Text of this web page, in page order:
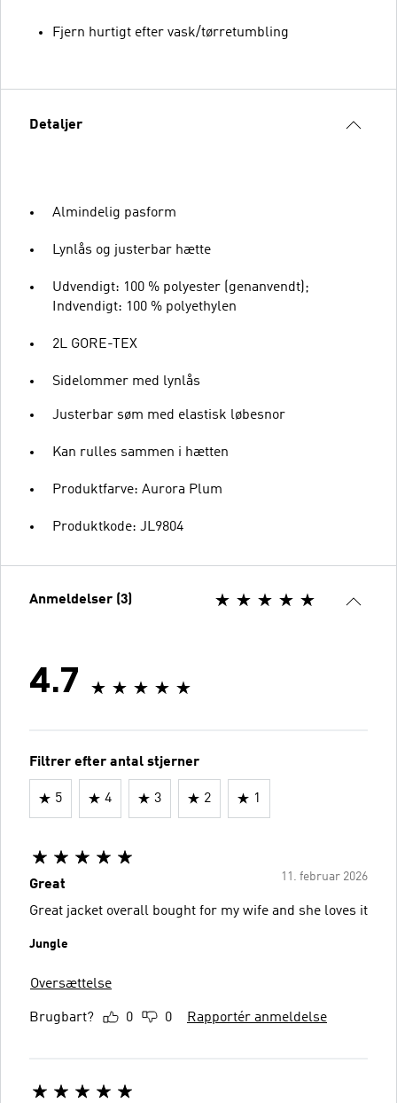
Fjern hurtigt efter vask/tørretumbling
Detaljer
Almindelig pasform
Lynlås og justerbar hætte
Udvendigt: 100 % polyester (genanvendt);
Indvendigt: 100 % polyethylen
2L GORE-TEX
Sidelommer med lynlås
Justerbar søm med elastisk løbesnor
Kan rulles sammen i hætten
Produktfarve: Aurora Plum
Produktkode: JL9804
Anmeldelser (3)
4.7
Filtrer efter antal stjerner
5 4 3 2 1
11. februar 2026
Great
Great jacket overall bought for my wife and she loves it
Jungle
Oversættelse
Brugbart? 0 0 Rapportér anmeldelse